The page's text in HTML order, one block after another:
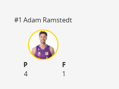
#1 Adam Ramstedt
P
F
4
1